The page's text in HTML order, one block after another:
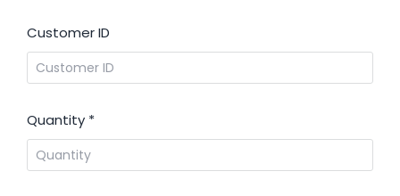
Customer ID
Quantity *